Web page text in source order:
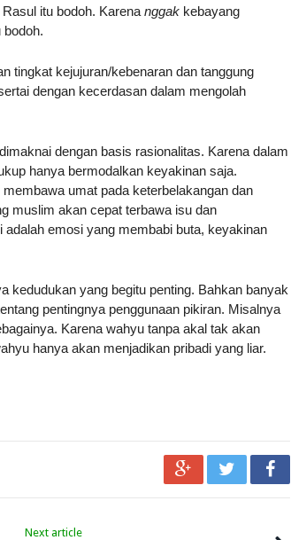
itu bodoh. Karena nggak kebayang
bodoh.
tingkat kejujuran/kebenaran dan tanggung
dengan kecerdasan dalam mengolah
dengan basis rasionalitas. Karena dalam
hanya bermodalkan keyakinan saja.
umat pada keterbelakangan dan
muslim akan cepat terbawa isu dan
emosi yang membabi buta, keyakinan
kedudukan yang begitu penting. Bahkan banyak
pentingnya penggunaan pikiran. Misalnya
Karena wahyu tanpa akal tak akan
hanya akan menjadikan pribadi yang liar.
Next article